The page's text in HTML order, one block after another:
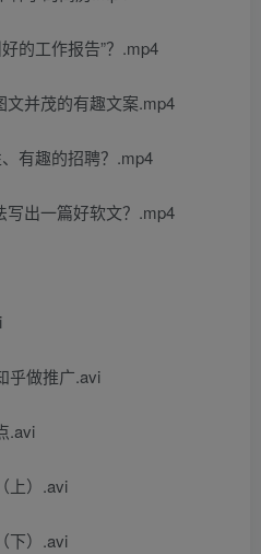
的工作报告”？.mp4
文并茂的有趣文案.mp4
有趣的招聘？.mp4
写出一篇好软文？.mp4
乎做推广.avi
.avi
上）.avi
下）.avi